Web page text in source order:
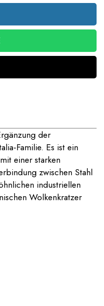
der
Familie. Es ist ein
einer starken
zwischen Stahl
industriellen
Wolkenkratzer